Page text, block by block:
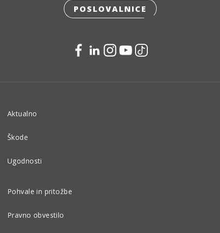
POSLOVALNICE
Aktualno
Škode
Ugodnosti
Pohvale in pritožbe
Pravno obvestilo